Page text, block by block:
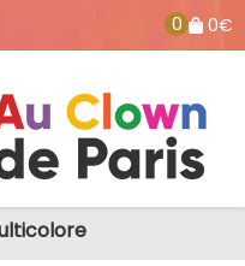
0 0€